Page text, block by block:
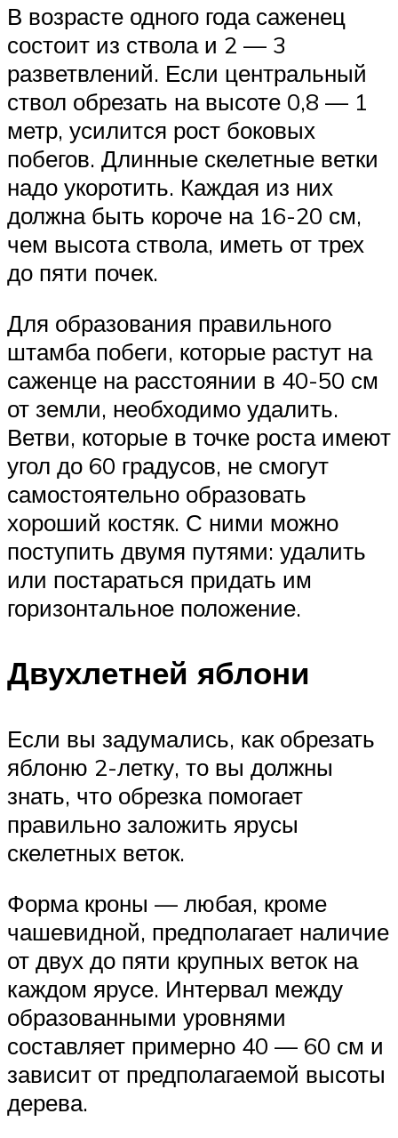
В возрасте одного года саженец
состоит из ствола и 2 — 3
разветвлений. Если центральный
ствол обрезать на высоте 0,8 — 1
метр, усилится рост боковых
побегов. Длинные скелетные ветки
надо укоротить. Каждая из них
должна быть короче на 16-20 см,
чем высота ствола, иметь от трех
до пяти почек.
Для образования правильного
штамба побеги, которые растут на
саженце на расстоянии в 40-50 см
от земли, необходимо удалить.
Ветви, которые в точке роста имеют
угол до 60 градусов, не смогут
самостоятельно образовать
хороший костяк. С ними можно
поступить двумя путями: удалить
или постараться придать им
горизонтальное положение.
Двухлетней яблони
Если вы задумались, как обрезать
яблоню 2-летку, то вы должны
знать, что обрезка помогает
правильно заложить ярусы
скелетных веток.
Форма кроны — любая, кроме
чашевидной, предполагает наличие
от двух до пяти крупных веток на
каждом ярусе. Интервал между
образованными уровнями
составляет примерно 40 — 60 см и
зависит от предполагаемой высоты
дерева.